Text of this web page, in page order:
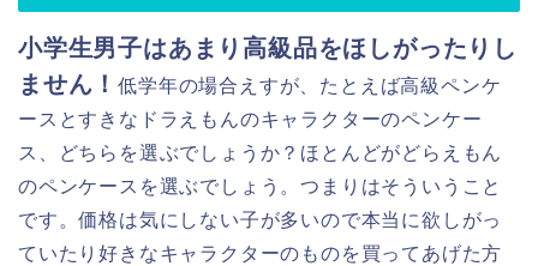
小学生男子はあまり高級品をほしがったりし
ません！低学年の場合えすが、たとえば高級ペンケ
ースとすきなドラえもんのキャラクターのペンケー
ス、どちらを選ぶでしょうか？ほとんどがどらえもん
のペンケースを選ぶでしょう。つまりはそういうこと
です。価格は気にしない子が多いので本当に欲しがっ
ていたり好きなキャラクターのものを買ってあげた方